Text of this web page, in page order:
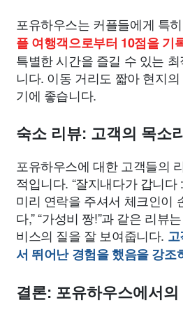
포유하우스는 커플들에게 특
플 여행객으로부터 10점을 기
특별한 시간을 즐길 수 있는
니다. 이동 거리도 짧아 현지
기에 좋습니다.
숙소 리뷰: 고객의 목소리
포유하우스에 대한 고객들의
적입니다. “잘지내다가 갑니다
미리 연락을 주셔서 체크인이
다,” “가성비 짱!”과 같은 리뷰
비스의 질을 잘 보여줍니다.
서 뛰어난 경험을 했음을 강조
결론: 포유하우스에서의